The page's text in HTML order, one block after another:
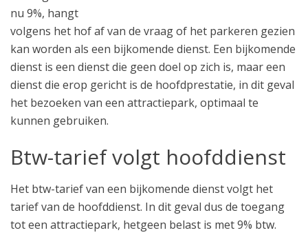
nu 9%, hangt
volgens het hof af van de vraag of het parkeren gezien
kan worden als een bijkomende dienst. Een bijkomende
dienst is een dienst die geen doel op zich is, maar een
dienst die erop gericht is de hoofdprestatie, in dit geval
het bezoeken van een attractiepark, optimaal te
kunnen gebruiken.
Btw-tarief volgt hoofddienst
Het btw-tarief van een bijkomende dienst volgt het
tarief van de hoofddienst. In dit geval dus de toegang
tot een attractiepark, hetgeen belast is met 9% btw.